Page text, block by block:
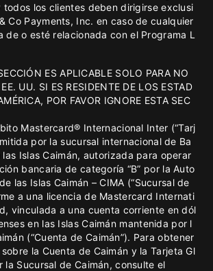
todos los clientes deben dirigirse exclusi
Co Payments, Inc. en caso de cualquier
de o esté relacionada con el Programa L
ES APLICABLE SOLO PARA NO
UU. SI ES RESIDENTE DE LOS ESTAD
POR FAVOR IGNORE ESTA SEC
Mastercard® Internacional Inter (“Tarj
por la sucursal internacional de Ba
las Islas Caimán, autorizada para operar
bancaria de categoría “B” por la Auto
las Islas Caimán – CIMA (“Sucursal de
a una licencia de Mastercard Internati
vinculada a una cuenta corriente en dól
en las Islas Caimán mantenida por l
(“Cuenta de Caimán”). Para obtener
la Cuenta de Caimán y la Tarjeta Gl
Sucursal de Caimán, consulte el